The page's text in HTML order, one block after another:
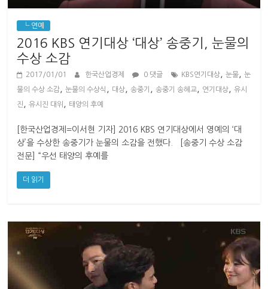
└ 연예
2016 KBS 연기대상 ‘대상’ 송중기, 눈물의
수상 소감
2017/01/01 한국산업경제 0 댓글 KBS연기대상,눈물,눈
물의 수상 소감,눈물의 수상식 , 대상,송중기 ,송중기 송혜교, 연기대상,유시
진 ,유시진 대위 , 태양의 후예
[한국산업경제=이서현 기자] 2016 KBS 연기대상에서 영예의 ‘대
상’을 수상한 송중기가 눈물의 소감을 전했다. [송중기 수상 소감
전문] “우선 태양의 후예를
더 읽기